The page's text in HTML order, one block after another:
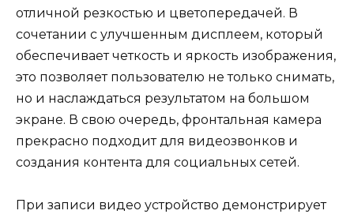
отличной резкостью и цветопередачей. В
сочетании с улучшенным дисплеем, который
обеспечивает четкость и яркость изображения,
это позволяет пользователю не только снимать,
но и наслаждаться результатом на большом
экране. В свою очередь, фронтальная камера
прекрасно подходит для видеозвонков и
создания контента для социальных сетей.
При записи видео устройство демонстрирует